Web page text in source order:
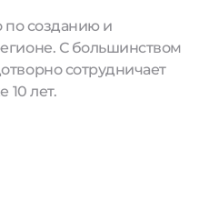
по созданию и
С большинством
сотрудничает
10 лет.